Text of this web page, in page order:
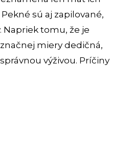
sú aj zapilované,
Napriek tomu, že je
miery dedičná,
výživou. Príčiny